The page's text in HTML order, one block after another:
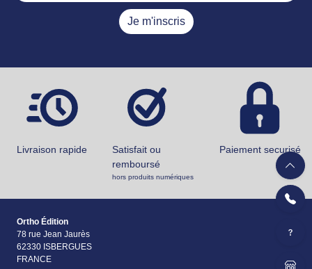
Je m'inscris
Livraison rapide
Satisfait ou
remboursé
hors produits numériques
Paiement securisé
Ortho Édition
78 rue Jean Jaurès
62330 ISBERGUES
FRANCE